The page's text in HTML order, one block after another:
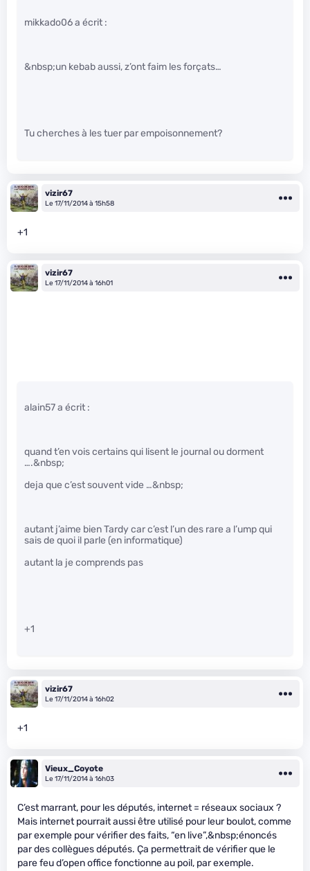
mikkado06 a écrit :
&nbsp;un kebab aussi, z’ont faim les forçats…
Tu cherches à les tuer par empoisonnement?
vizir67
Le 17/11/2014 à 15h58
+1
vizir67
Le 17/11/2014 à 16h01
alain57 a écrit :
quand t’en vois certains qui lisent le journal ou dorment
….&nbsp;
deja que c’est souvent vide …&nbsp;
autant j’aime bien Tardy car c’est l’un des rare a l’ump qui
sais de quoi il parle (en informatique)
autant la je comprends pas
+1
vizir67
Le 17/11/2014 à 16h02
+1
Vieux_Coyote
Le 17/11/2014 à 16h03
C’est marrant, pour les députés, internet = réseaux sociaux ?
Mais internet pourrait aussi être utilisé pour leur boulot, comme
par exemple pour vérifier des faits, “en live”,&nbsp;énoncés
par des collègues députés. Ça permettrait de vérifier que le
pare feu d’open office fonctionne au poil, par exemple.